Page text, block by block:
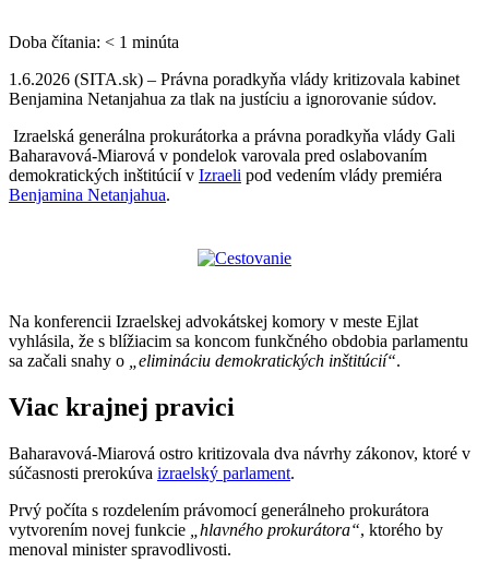
Doba čítania: < 1 minúta
1.6.2026 (SITA.sk) – Právna poradkyňa vlády kritizovala kabinet
Benjamina Netanjahua za tlak na justíciu a ignorovanie súdov.
Izraelská generálna prokurátorka a právna poradkyňa vlády Gali
Baharavová-Miarová v pondelok varovala pred oslabovaním
demokratických inštitúcií v Izraeli pod vedením vlády premiéra
Benjamina Netanjahua.
Na konferencii Izraelskej advokátskej komory v meste Ejlat
vyhlásila, že s blížiacim sa koncom funkčného obdobia parlamentu
sa začali snahy o
„elimináciu demokratických inštitúcií“.
Viac krajnej pravici
Baharavová-Miarová ostro kritizovala dva návrhy zákonov, ktoré v
súčasnosti prerokúva izraelský parlament.
Prvý počíta s rozdelením právomocí generálneho prokurátora
vytvorením novej funkcie
„hlavného prokurátora“, ktorého by
menoval minister spravodlivosti.